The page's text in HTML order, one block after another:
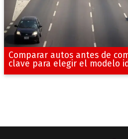
Comparar autos antes de
clave para elegir el modelo